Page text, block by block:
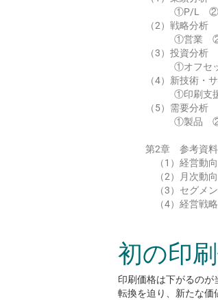
①P/L
（2）戦略分析
①営業 ②
（3）投資分析
①オフセッ
（4）新技術・
①印刷支援
（5）需要分析
①製品 ②生
第2章 参考資料
（1）経営動
（2）月次動
（3）セグメン
（4）経営戦略
初の印
印刷価格は下がるの
転換を迫り、新たな価